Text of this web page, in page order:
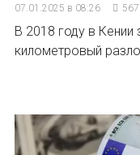
07.01.2025 в 08:26 567
В 2018 году в
километровый